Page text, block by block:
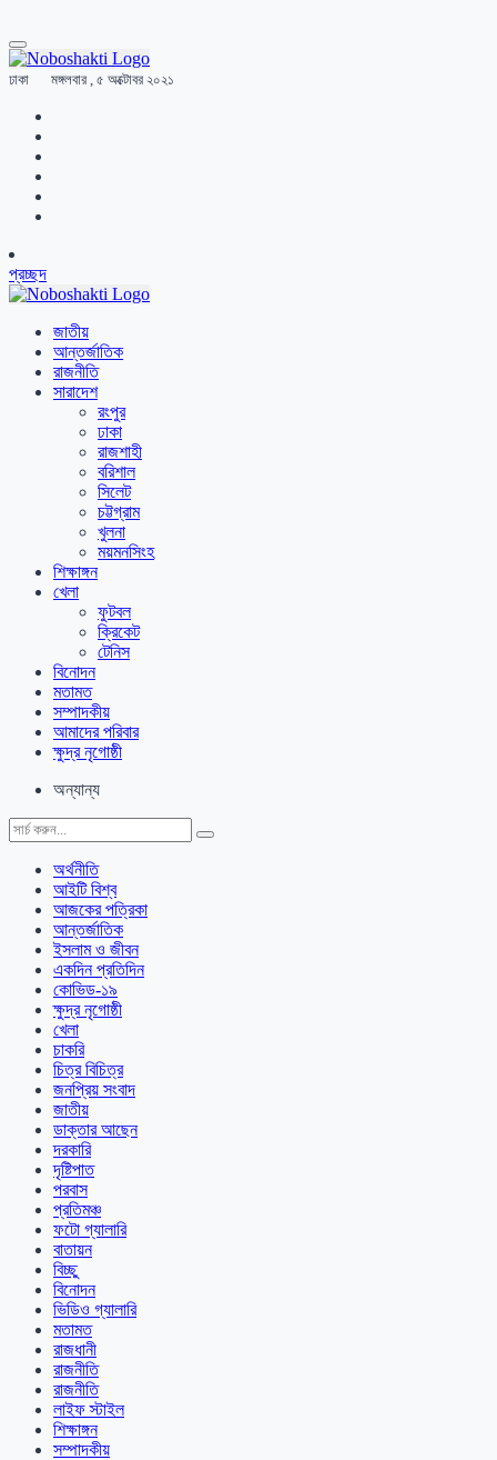
ঢাকা মঙ্গলবার , ৫ অক্টোবর ২০২১
প্রচ্ছদ
জাতীয়
আন্তর্জাতিক
রাজনীতি
সারাদেশ
রংপুর
ঢাকা
রাজশাহী
বরিশাল
সিলেট
চট্টগ্রাম
খুলনা
ময়মনসিংহ
শিক্ষাঙ্গন
খেলা
ফুটবল
ক্রিকেট
টেনিস
বিনোদন
মতামত
সম্পাদকীয়
আমাদের পরিবার
ক্ষুদ্র নৃগোষ্ঠী
অন্যান্য
অর্থনীতি
আইটি বিশ্ব
আজকের পত্রিকা
আন্তর্জাতিক
ইসলাম ও জীবন
একদিন প্রতিদিন
কোভিড-১৯
ক্ষুদ্র নৃগোষ্ঠী
খেলা
চাকরি
চিত্র বিচিত্র
জনপ্রিয় সংবাদ
জাতীয়
ডাক্তার আছেন
দরকারি
দৃষ্টিপাত
পরবাস
প্রতিমঞ্চ
ফটো গ্যালারি
বাতায়ন
বিচ্ছু
বিনোদন
ভিডিও গ্যালারি
মতামত
রাজধানী
রাজনীতি
রাজনীতি
লাইফ স্টাইল
শিক্ষাঙ্গন
সম্পাদকীয়